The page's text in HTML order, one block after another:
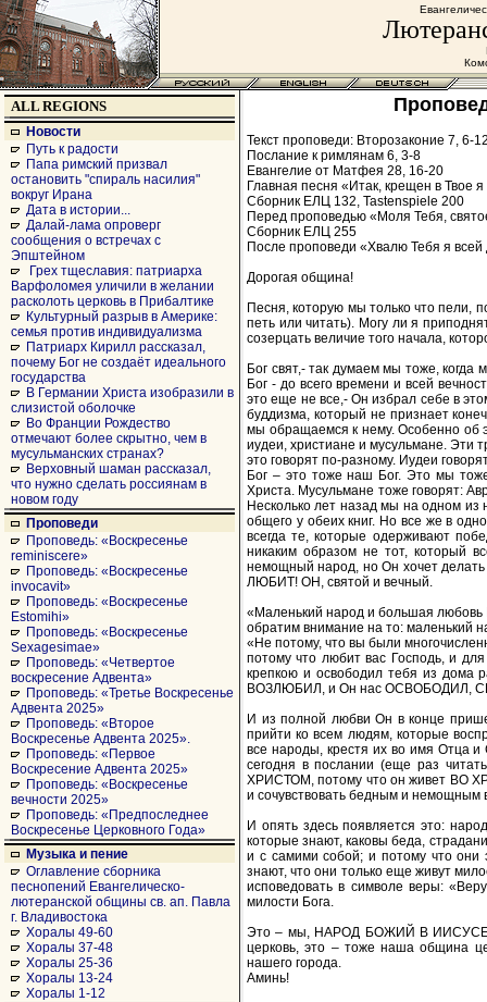
ALL REGIONS
Новости
Путь к радости
Папа римский призвал
остановить "спираль насилия"
вокруг Ирана
Дата в истории...
Далай-лама опроверг
сообщения о встречах с
Эпштейном
Грех тщеславия: патриарха
Варфоломея уличили в желании
расколоть церковь в Прибалтике
Культурный разрыв в Америке:
семья против индивидуализма
Патриарх Кирилл рассказал,
почему Бог не создаёт идеального
государства
В Германии Христа изобразили в
слизистой оболочке
Во Франции Рождество
отмечают более скрытно, чем в
мусульманских странах?
Верховный шаман рассказал,
что нужно сделать россиянам в
новом году
Проповеди
Проповедь: «Воскресенье
reminiscere»
Проповедь: «Воскресенье
invocavit»
Проповедь: «Воскресенье
Estomihi»
Проповедь: «Воскресенье
Sexagesimae»
Проповедь: «Четвертое
воскресение Адвента»
Проповедь: «Третье Воскресенье
Адвента 2025»
Проповедь: «Второе
Воскресенье Адвента 2025».
Проповедь: «Первое
Воскресение Адвента 2025»
Проповедь: «Воскресенье
вечности 2025»
Проповедь: «Предпоследнее
Воскресенье Церковного Года»
Музыка и пение
Оглавление сборника
песнопений Евангелическо-
лютеранской общины св. ап. Павла
г. Владивостока
Хоралы 49-60
Хоралы 37-48
Хоралы 25-36
Хоралы 13-24
Хоралы 1-12
Текст проповеди: Второзаконие 7, 6-
Послание к римлянам 6, 3-8
Евангелие от Матфея 28, 16-20
Главная песня «Итак, крещен в Твое
Сборник ЕЛЦ 132, Tastenspiele 200
Перед проповедью «Моля Тебя,
Сборник ЕЛЦ 255
После проповеди «Хвалю Тебя я
Дорогая община!
Песня, которую мы только что пели,
петь или читать). Могу ли я
созерцать величие того начала,
Бог свят,- так думаем мы тоже,
Бог - до всего времени и всей
это еще не все,- Он избрал себе в
буддизма, который не признает
мы обращаемся к нему. Особенно об
иудеи, христиане и мусульмане. Эти
это говорят по-разному. Иудеи
Бог – это тоже наш Бог. Это мы
Христа. Мусульмане тоже говорят:
Несколько лет назад мы на одном
общего у обеих книг. Но все же в
всегда те, которые одерживают
никаким образом не тот, который
немощный народ, но Он хочет делать
ЛЮБИТ! ОН, святой и вечный.
«Маленький народ и большая любовь
обратим внимание на то: маленький
«Не потому, что вы были
потому что любит вас Господь, и
крепкою и освободил тебя из дома
ВОЗЛЮБИЛ, и Он нас ОСВОБОДИЛ,
И из полной любви Он в конце
прийти ко всем людям, которые
все народы, крестя их во имя Отца
сегодня в послании (еще раз
ХРИСТОМ, потому что он живет ВО
и сочувствовать бедным и немощным
И опять здесь появляется это:
которые знают, каковы беда,
и с самими собой; и потому что они
знают, что они только еще живут
исповедовать в символе веры:
милости Бога.
Это – мы, НАРОД БОЖИЙ В ИИСУСЕ
церковь, это – тоже наша община
нашего города.
Аминь!